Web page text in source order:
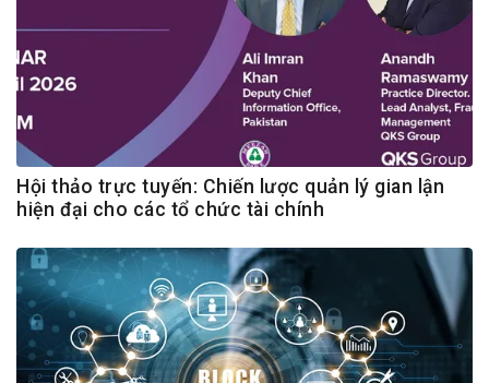
Hội thảo trực tuyến: Chiến lược quản lý gian lận
hiện đại cho các tổ chức tài chính